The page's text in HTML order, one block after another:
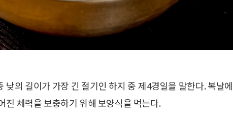
의 길이가 가장 긴 절기인 하지 중 제4경일을 말한다. 복날에
체력을 보충하기 위해 보양식을 먹는다.